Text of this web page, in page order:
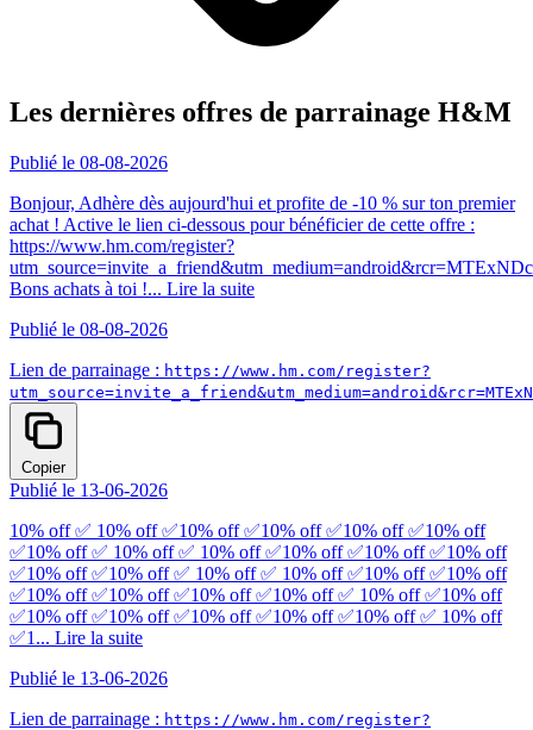
Les dernières offres de parrainage H&M
Publié le 08-08-2026
Bonjour, Adhère dès aujourd'hui et profite de -10 % sur ton premier
achat ! Active le lien ci-dessous pour bénéficier de cette offre :
https://www.hm.com/register?
Bons achats à toi !... Lire la suite
Publié le 08-08-2026
Lien de parrainage : https://www.hm.com/register?
Copier
Publié le 13-06-2026
10% off ✅ 10% off ✅10% off ✅10% off ✅10% off ✅10% off
✅10% off ✅ 10% off ✅ 10% off ✅10% off ✅10% off ✅10% off
✅10% off ✅10% off ✅ 10% off ✅ 10% off ✅10% off ✅10% off
✅10% off ✅10% off ✅10% off ✅10% off ✅ 10% off ✅10% off
✅10% off ✅10% off ✅10% off ✅10% off ✅10% off ✅ 10% off
✅1... Lire la suite
Publié le 13-06-2026
Lien de parrainage : https://www.hm.com/register?